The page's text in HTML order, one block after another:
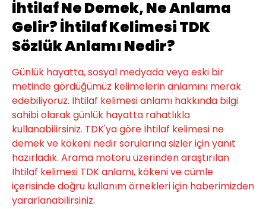
İhtilaf Ne Demek, Ne Anlama
Gelir? İhtilaf Kelimesi TDK
Sözlük Anlamı Nedir?
Günlük hayatta, sosyal medyada veya eski bir
metinde gördüğümüz kelimelerin anlamını merak
edebiliyoruz. İhtilaf kelimesi anlamı hakkında bilgi
sahibi olarak günlük hayatta rahatlıkla
kullanabilirsiniz. TDK'ya göre İhtilaf kelimesi ne
demek ve kökeni nedir sorularına sizler için yanıt
hazırladık. Arama motoru üzerinden araştırılan
İhtilaf kelimesi TDK anlamı, kökeni ve cümle
içerisinde doğru kullanım örnekleri için haberimizden
yararlanabilirsiniz.